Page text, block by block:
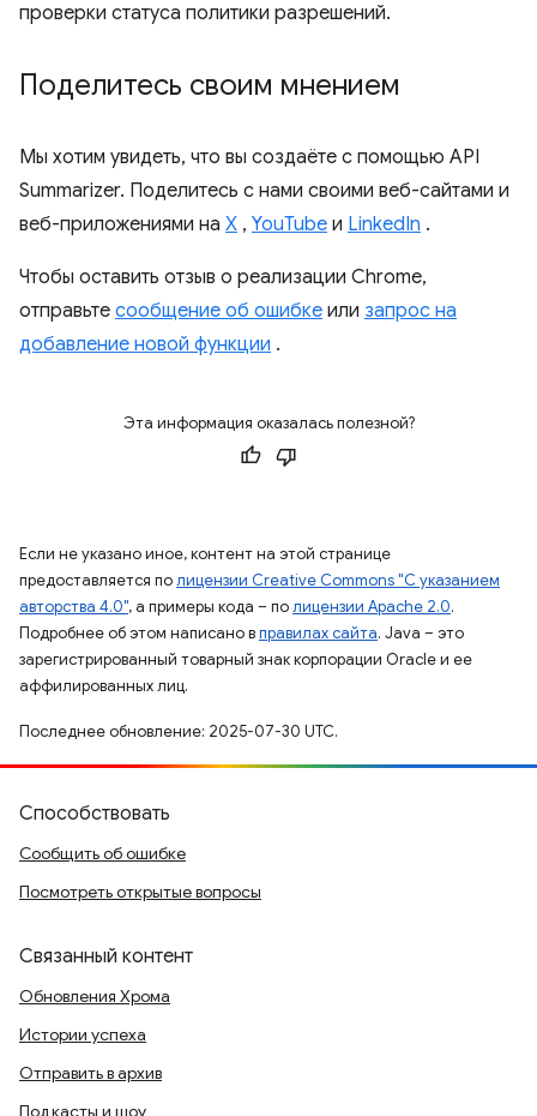
проверки статуса политики разрешений.
Поделитесь своим мнением
Мы хотим увидеть, что вы создаёте с помощью API
Summarizer. Поделитесь с нами своими веб-сайтами и
веб-приложениями на X , YouTube и LinkedIn .
Чтобы оставить отзыв о реализации Chrome,
отправьте сообщение об ошибке или запрос на
добавление новой функции .
Эта информация оказалась полезной?
Если не указано иное, контент на этой странице
предоставляется полицензии Creative Commons "С указанием
авторства 4.0", а примеры кода – полицензии Apache 2.0.
Подробнее об этом написано вправилах сайта. Java – это
зарегистрированный товарный знак корпорации Oracle и ее
аффилированных лиц.
Последнее обновление: 2025-07-30 UTC.
Способствовать
Сообщить об ошибке
Посмотреть открытые вопросы
Связанный контент
Обновления Хрома
Истории успеха
Отправить в архив
Подкасты и шоу